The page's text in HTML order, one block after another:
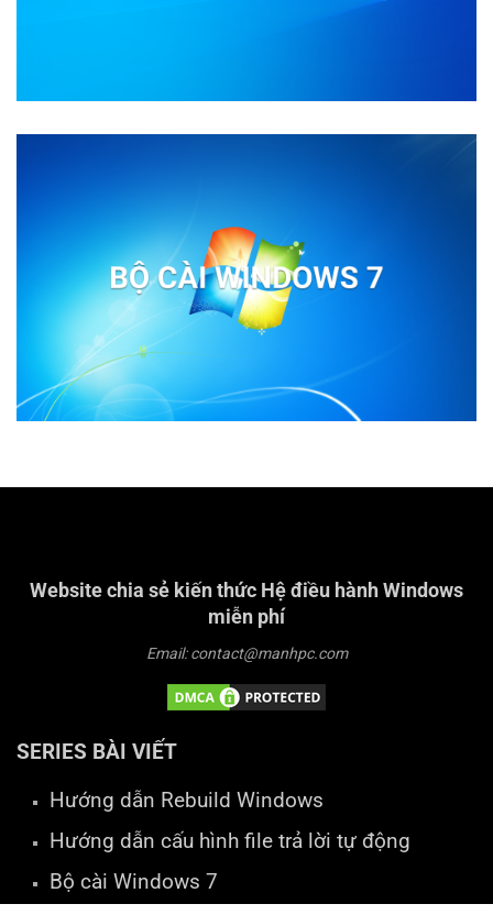
Website chia sẻ kiến thức Hệ điều hành Windows
miễn phí
Email: contact@manhpc.com
SERIES BÀI VIẾT
Hướng dẫn Rebuild Windows
Hướng dẫn cấu hình file trả lời tự động
Bộ cài Windows 7